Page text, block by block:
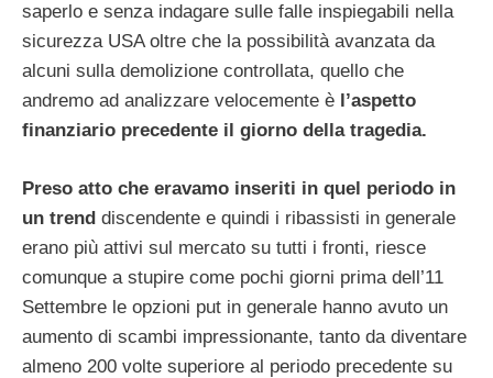
saperlo e senza indagare sulle falle inspiegabili nella
sicurezza USA oltre che la possibilità avanzata da
alcuni sulla demolizione controllata, quello che
andremo ad analizzare velocemente è l’aspetto
finanziario precedente il giorno della tragedia.
Preso atto che eravamo inseriti in quel periodo in
un trend discendente e quindi i ribassisti in generale
erano più attivi sul mercato su tutti i fronti, riesce
comunque a stupire come pochi giorni prima dell’11
Settembre le opzioni put in generale hanno avuto un
aumento di scambi impressionante, tanto da diventare
almeno 200 volte superiore al periodo precedente su